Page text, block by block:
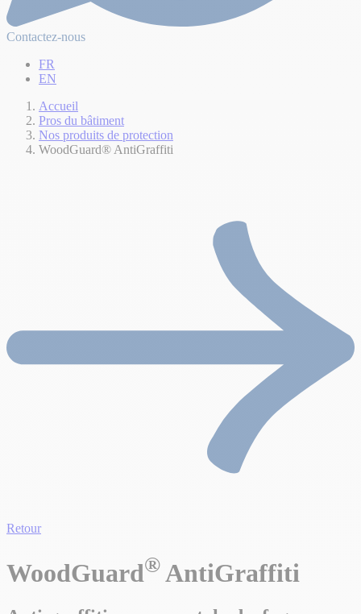
Contactez-nous
FR
EN
Accueil
Pros du bâtiment
Nos produits de protection
WoodGuard® AntiGraffiti
Retour
WoodGuard® AntiGraffiti